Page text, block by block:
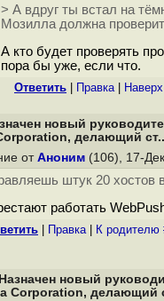
> А вдруг ты встал на
Мозилла должна
А кто будет проверять
пора бы уже, если что.
Ответить Правка| Наверх
новый
делающий
от Аноним (106), 17-
штук 20 хостов
работать
Правка| К родителю
новый
Corporation, делающий